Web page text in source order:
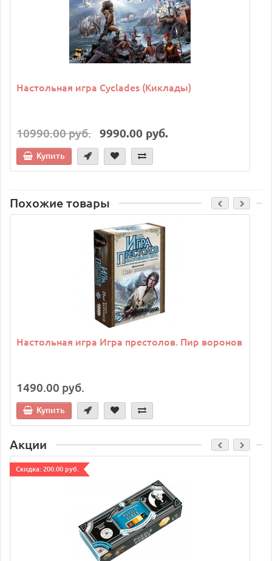
Настольная игра Cyclades (Киклады)
10990.00 руб. 9990.00 руб.
Купить
Похожие товары
Настольная игра Игра престолов. Пир воронов
1490.00 руб.
Купить
Акции
Cкидка: 200.00 руб.